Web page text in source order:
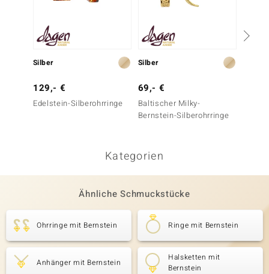
Silber
129,- €
Edelstein-Silberohrringe
Silber
69,- €
Baltischer Milky-
Bernstein-Silberohrringe
Kategorien
Ähnliche Schmuckstücke
Ohrringe mit Bernstein Ringe mit Bernstein
Anhänger mit Bernstein
Halsketten mit
Bernstein